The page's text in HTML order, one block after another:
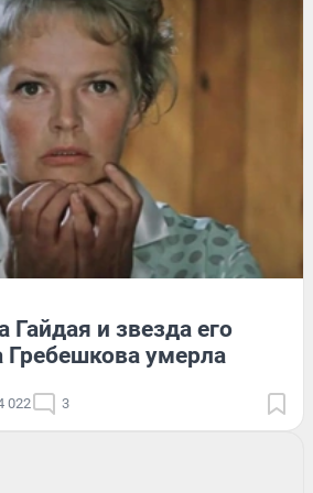
Гайдая и звезда его
умерла
022 3